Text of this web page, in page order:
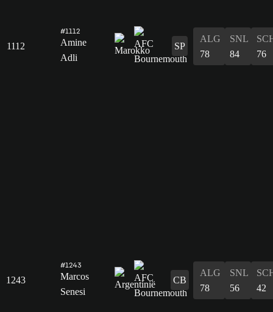
1112
#1112
Amine
Adli
SP
ALG
78
SNL
84
76
1243
#1243
Marcos
Senesi
CB
ALG
78
SNL
56
42